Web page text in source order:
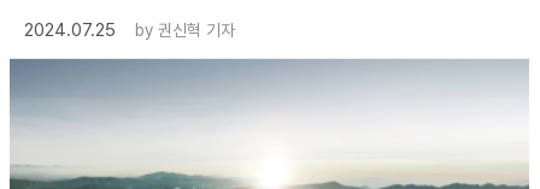
2024.07.25
by 권신혁 기자